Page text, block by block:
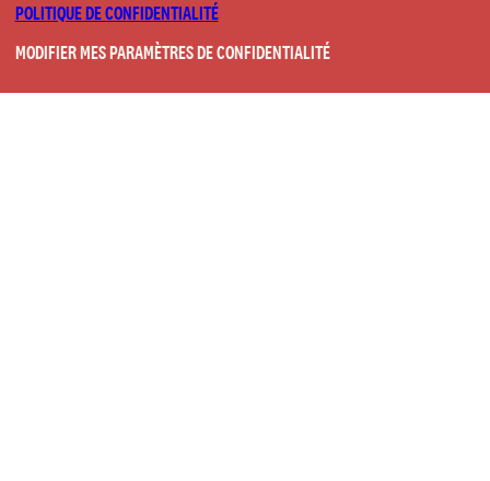
POLITIQUE DE CONFIDENTIALITÉ
MODIFIER MES PARAMÈTRES DE CONFIDENTIALITÉ